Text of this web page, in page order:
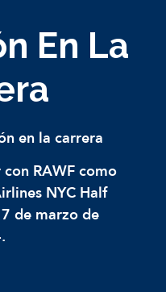
En La
en la carrera
RAWF como
NYC Half
de marzo de